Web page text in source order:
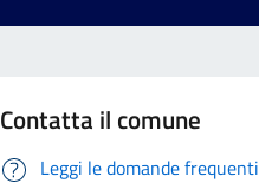
Contatta il comune
Leggi le domande frequenti